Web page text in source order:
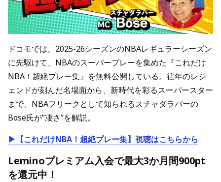
ドコモでは、2025-26シーズンのNBAレギュラーシーズン
に先駆けて、NBAのスーパープレーを集めた『これだけ
NBA！超絶プレー集』を無料公開している。往年のレジ
ェンドが刻んだ名場面から、新時代を彩るスーパースター
まで、NBAフリークとして知られるスチャダラパーの
Bose氏が”凄さ”を解説。
▶【これだけNBA！超絶プレー集】視聴はこちらから
Leminoプレミアム入会で最大3か月間900pt
を還元中！